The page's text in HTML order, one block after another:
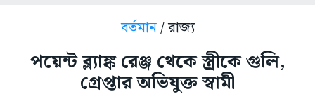
বর্তমান/ রাজ্য
পয়েন্ট ব্ল্যাঙ্ক রেঞ্জ থেকে স্ত্রীকে গুলি,
গ্রেপ্তার অভিযুক্ত স্বামী